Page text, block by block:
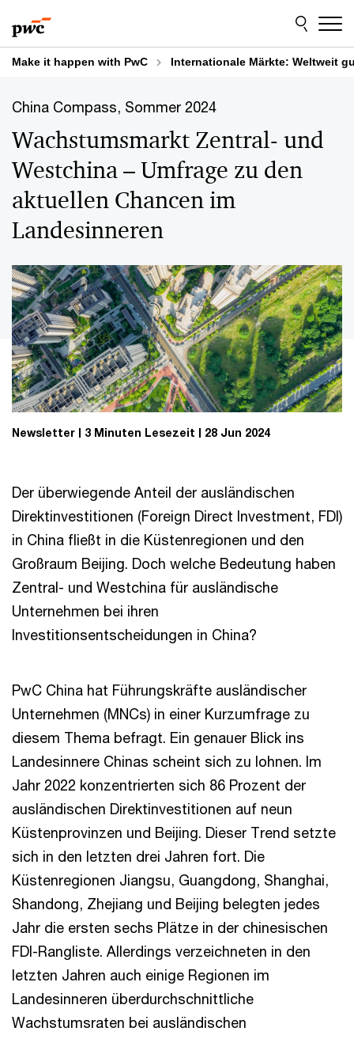
to
content
to
footer
Make it happen with PwC Internationale Märkte: Weltweit
China Compass, Sommer 2024
Wachstumsmarkt Zentral- und
Westchina – Umfrage zu den
aktuellen Chancen im
Landesinneren
Newsletter 3 Minuten Lesezeit 28 Jun 2024
Der überwiegende Anteil der ausländischen
Direktinvestitionen (Foreign Direct Investment, FDI)
in China fließt in die Küstenregionen und den
Großraum Beijing. Doch welche Bedeutung haben
Zentral- und Westchina für ausländische
Unternehmen bei ihren
Investitionsentscheidungen in China?
PwC China hat Führungskräfte ausländischer
Unternehmen (MNCs) in einer Kurzumfrage zu
diesem Thema befragt. Ein genauer Blick ins
Landesinnere Chinas scheint sich zu lohnen. Im
Jahr 2022 konzentrierten sich 86 Prozent der
ausländischen Direktinvestitionen auf neun
Küstenprovinzen und Beijing. Dieser Trend setzte
sich in den letzten drei Jahren fort. Die
Küstenregionen Jiangsu, Guangdong, Shanghai,
Shandong, Zhejiang und Beijing belegten jedes
Jahr die ersten sechs Plätze in der chinesischen
FDI-Rangliste. Allerdings verzeichneten in den
letzten Jahren auch einige Regionen im
Landesinneren überdurchschnittliche
Wachstumsraten bei ausländischen